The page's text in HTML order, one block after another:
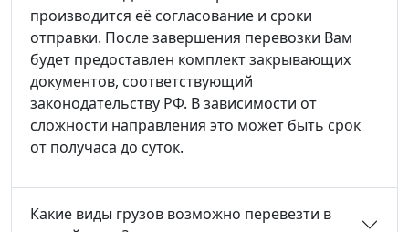
производится её согласование и сроки
отправки. После завершения перевозки Вам
будет предоставлен комплект закрывающих
документов, соответствующий
законодательству РФ. В зависимости от
сложности направления это может быть срок
от получаса до суток.
Какие виды грузов возможно перевезти в